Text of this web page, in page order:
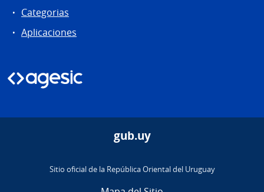
Categorias
Aplicaciones
gub.uy
Sitio oficial de la República Oriental del Uruguay